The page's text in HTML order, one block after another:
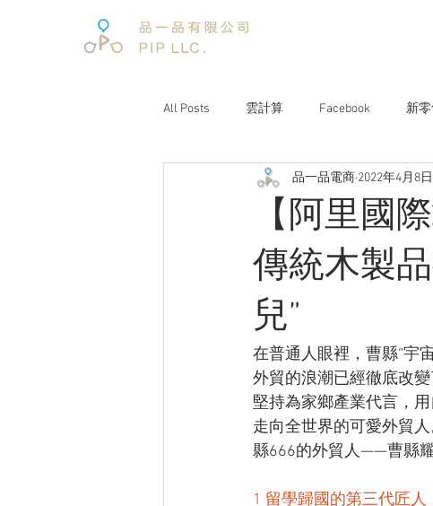
All Posts 雲計算 Facebook 新
電子商務報告 阿里
品牌經營 互聯網人物
阿里巴巴
【阿里國
傳統木製
兒”
品一品電商 2022年4月8日
在普通人眼裡，曹縣“宇
外貿的浪潮已經徹底改
堅持為家鄉產業代言，
走向全世界的可愛外貿
縣666的外貿人——曹縣
1 留學歸國的第三代匠人